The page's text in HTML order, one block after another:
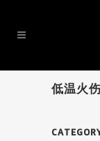
低温火伤